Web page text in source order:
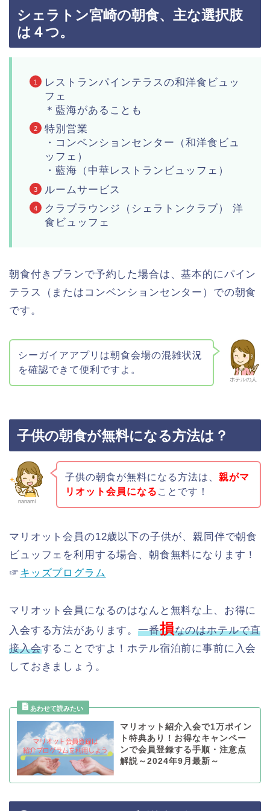
シェラトン宮崎の朝食、主な選択肢
は４つ。
レストランパインテラスの和洋食ビュッ
フェ
＊藍海があることも
特別営業
・コンベンションセンター（和洋食ビュ
ッフェ）
・藍海（中華レストランビュッフェ）
ルームサービス
クラブラウンジ（シェラトンクラブ） 洋
食ビュッフェ
朝食付きプランで予約した場合は、基本的にパイン
テラス（またはコンベンションセンター）での朝食
です。
ホテルの人
シーガイアアプリは朝食会場の混雑状況
を確認できて便利ですよ。
子供の朝食が無料になる方法は？
nanami
子供の朝食が無料になる方法は、 親がマ
リオット会員になる ことです！
マリオット会員の12歳以下の子供が、親同伴で朝食
ビュッフェを利用する場合、朝食無料になります！
☞キッズプログラム
マリオット会員になるのはなんと無料な上、お得に
入会する方法があります。一番損なのはホテルで直
接入会することですよ！ホテル宿泊前に事前に入会
しておきましょう。
マリオット紹介入会で1万ポイン
ト特典あり！お得なキャンペー
ンで会員登録する手順・注意点
解説～2024年9月最新～